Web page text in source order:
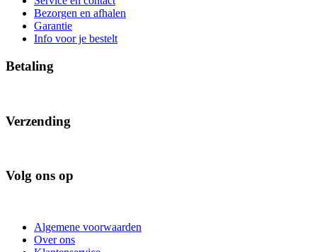
Bezorgen en afhalen
Garantie
Info voor je bestelt
Betaling
Verzending
Volg ons op
Algemene voorwaarden
Over ons